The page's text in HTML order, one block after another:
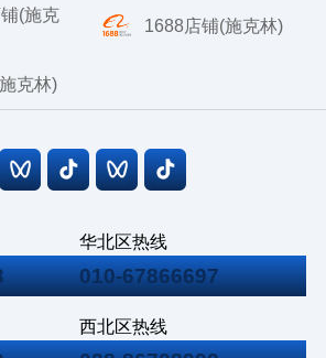
(施克
1688店铺(施克林)
克林)
华北区热线
010-67866697
西北区热线